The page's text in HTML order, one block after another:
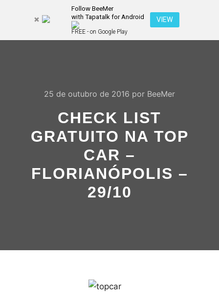
Follow BeeMer
with Tapatalk for Android
FREE - on Google Play
VIEW
25 de outubro de 2016 por BeeMer
CHECK LIST
GRATUITO NA TOP
CAR –
FLORIANÓPOLIS –
29/10